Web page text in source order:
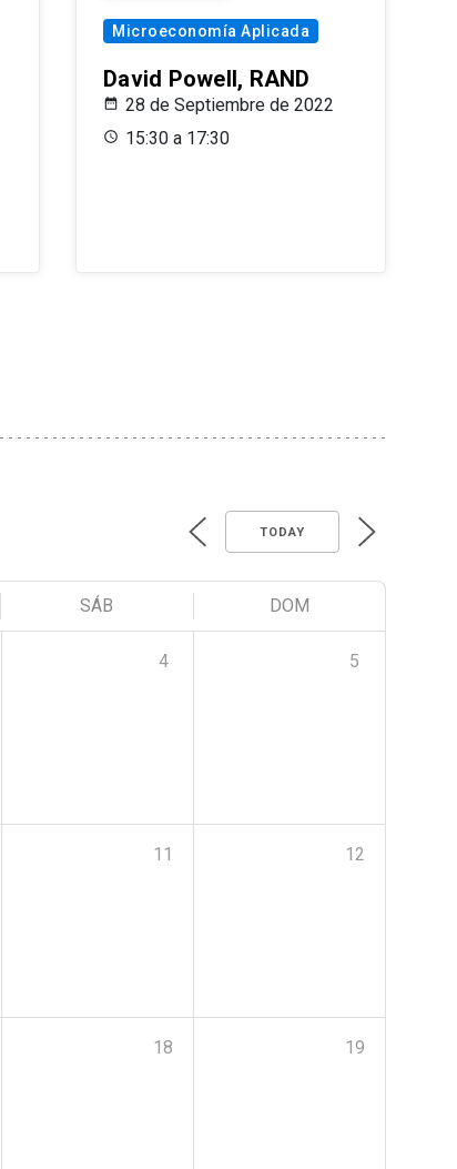
Microeconomía Aplicada
David Powell, RAND
28 de Septiembre de 2022
15:30 a 17:30
TODAY
SÁB DOM
4 5
11 12
18 19